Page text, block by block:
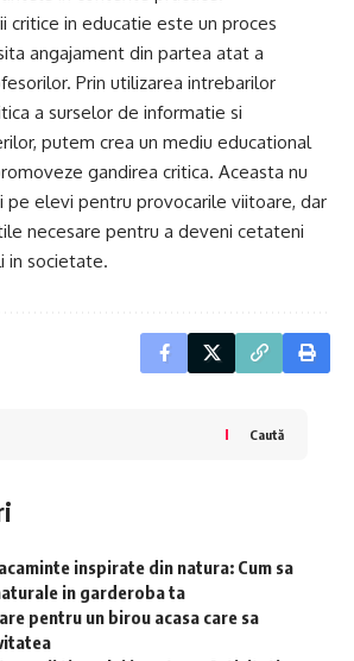
critice in educatie este un proces
angajament din partea atat a
Prin utilizarea intrebarilor
a surselor de informatie si
putem crea un mediu educational
gandirea critica. Aceasta nu
pe elevi pentru provocarile viitoare, dar
necesare pentru a deveni cetateni
in societate.
Caută
inspirate din natura: Cum sa
in garderoba ta
pentru un birou acasa care sa